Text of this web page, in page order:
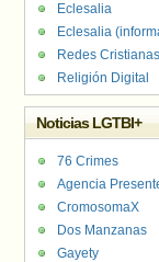
Eclesalia
Eclesalia
Redes Cristianas
Religión Digital
Noticias LGTBI+
76 Crimes
Agencia
CromosomaX
Dos Manzanas
Gayety